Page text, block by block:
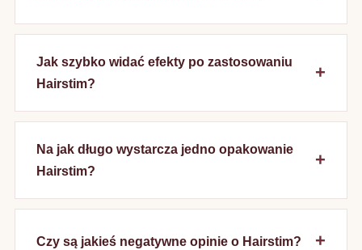
Jak szybko widać efekty po zastosowaniu
Hairstim?
Na jak długo wystarcza jedno opakowanie
Hairstim?
Czy są jakieś negatywne opinie o Hairstim?